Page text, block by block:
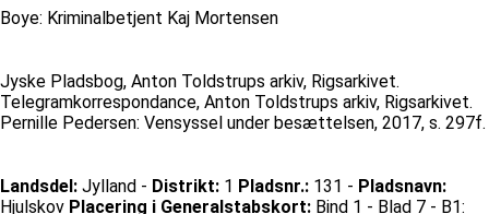
Boye: Kriminalbetjent Kaj Mortensen
Jyske Pladsbog, Anton Toldstrups arkiv, Rigsarkivet.
Telegramkorrespondance, Anton Toldstrups arkiv, Rigsarkivet.
Pernille Pedersen: Vensyssel under besættelsen, 2017, s. 297f.
Landsdel: Jylland - Distrikt: 1 Pladsnr.: 131 - Pladsnavn:
Hjulskov Placering i Generalstabskort: Bind 1 - Blad 7 - B1: